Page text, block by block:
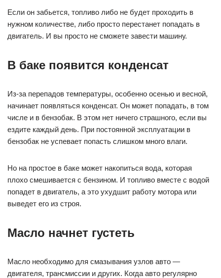
Если он забьется, топливо либо не будет проходить в
нужном количестве, либо просто перестанет попадать в
двигатель. И вы просто не сможете завести машину.
В баке появится конденсат
Из-за перепадов температуры, особенно осенью и весной,
начинает появляться конденсат. Он может попадать, в том
числе и в бензобак. В этом нет ничего страшного, если вы
ездите каждый день. При постоянной эксплуатации в
бензобак не успевает попасть слишком много влаги.
Но на простое в баке может накопиться вода, которая
плохо смешивается с бензином. И топливо вместе с водой
попадет в двигатель, а это ухудшит работу мотора или
выведет его из строя.
Масло начнет густеть
Масло необходимо для смазывания узлов авто —
двигателя, трансмиссии и других. Когда авто регулярно